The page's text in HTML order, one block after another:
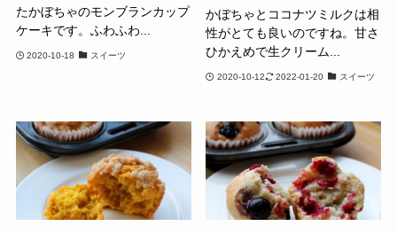
たかぼちゃのモンブランカップ
ケーキです。ふわふわ...
2020-10-18 スイーツ
かぼちゃとココナツミルクは相
性がとても良いのですね。甘さ
ひかえめで生クリーム...
2020-10-12 2022-01-20 スイーツ